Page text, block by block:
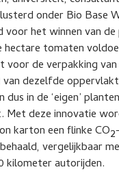
onder Bio Base
voor het winnen van de
tomaten
de verpakking van
dezelfde
dus in de ‘eigen’
Met deze innovatie
karton een flinke CO2-
vergelijkbaar
kilometer autorijden.